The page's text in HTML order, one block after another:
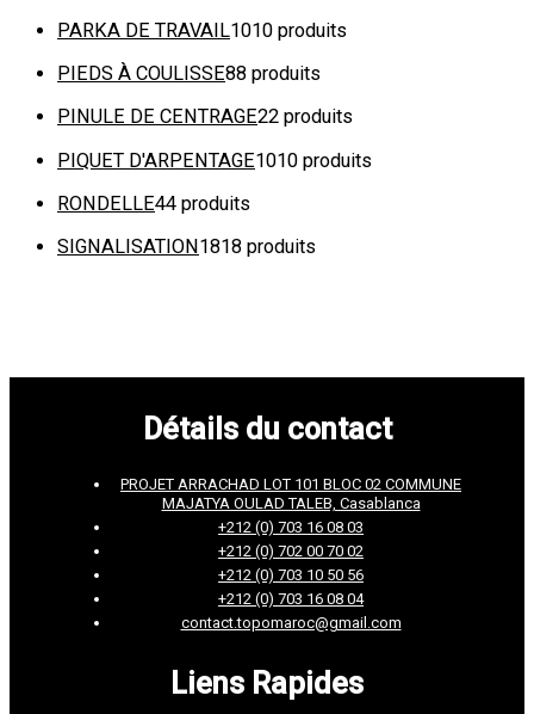
PARKA DE TRAVAIL1010 produits
PIEDS À COULISSE88 produits
PINULE DE CENTRAGE22 produits
PIQUET D'ARPENTAGE1010 produits
RONDELLE44 produits
SIGNALISATION 1818 produits
Détails du contact
PROJET ARRACHAD LOT 101 BLOC 02 COMMUNE
MAJATYA OULAD TALEB, Casablanca
+212 (0) 703 16 08 03
+212 (0) 702 00 70 02
+212 (0) 703 10 50 56
+212 (0) 703 16 08 04
contact.topomaroc@gmail.com
Liens Rapides